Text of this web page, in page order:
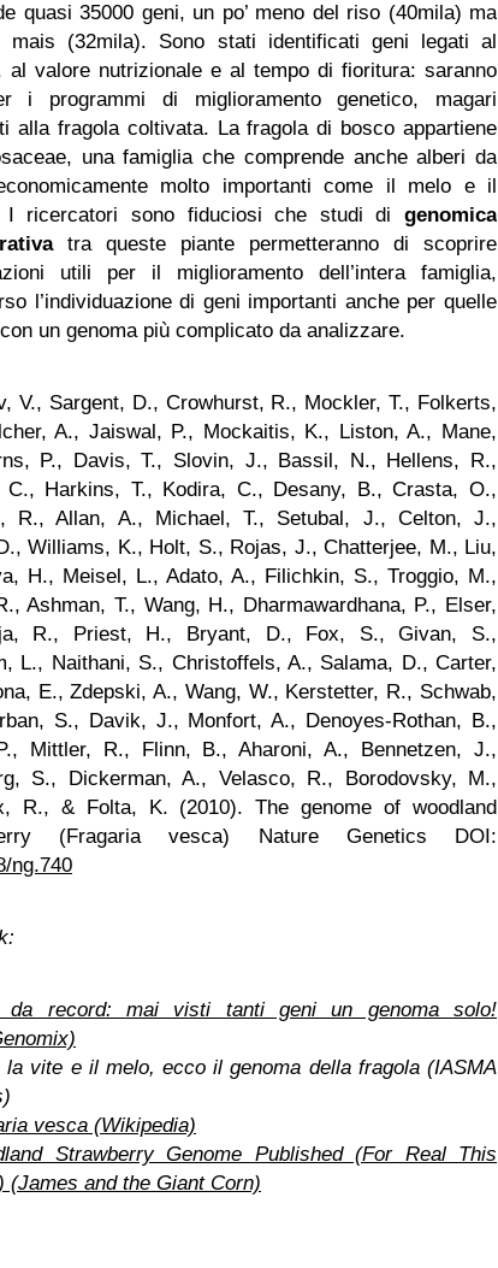
quasi 35000 geni, un po’ meno del riso (40mila) ma
mais (32mila). Sono stati identificati geni legati al
al valore nutrizionale e al tempo di fioritura: saranno
i programmi di miglioramento genetico, magari
alla fragola coltivata. La fragola di bosco appartiene
una famiglia che comprende anche alberi da
molto importanti come il melo e il
I ricercatori sono fiduciosi che studi di genomica
tra queste piante permetteranno di scoprire
utili per il miglioramento dell’intera famiglia,
l’individuazione di geni importanti anche per quelle
un genoma più complicato da analizzare.
V., Sargent, D., Crowhurst, R., Mockler, T., Folkerts,
A., Jaiswal, P., Mockaitis, K., Liston, A., Mane,
P., Davis, T., Slovin, J., Bassil, N., Hellens, R.,
C., Harkins, T., Kodira, C., Desany, B., Crasta, O.,
R., Allan, A., Michael, T., Setubal, J., Celton, J.,
Williams, K., Holt, S., Rojas, J., Chatterjee, M., Liu,
H., Meisel, L., Adato, A., Filichkin, S., Troggio, M.,
Ashman, T., Wang, H., Dharmawardhana, P., Elser,
R., Priest, H., Bryant, D., Fox, S., Givan, S.,
L., Naithani, S., Christoffels, A., Salama, D., Carter,
E., Zdepski, A., Wang, W., Kerstetter, R., Schwab,
S., Davik, J., Monfort, A., Denoyes-Rothan, B.,
Mittler, R., Flinn, B., Aharoni, A., Bennetzen, J.,
S., Dickerman, A., Velasco, R., Borodovsky, M.,
R., & Folta, K. (2010). The genome of woodland
(Fragaria vesca) Nature Genetics DOI:
ng.740
da record: mai visti tanti geni un genoma solo!
la vite e il melo, ecco il genoma della fragola (IASMA
vesca (Wikipedia)
Strawberry Genome Published (For Real This
(James and the Giant Corn)